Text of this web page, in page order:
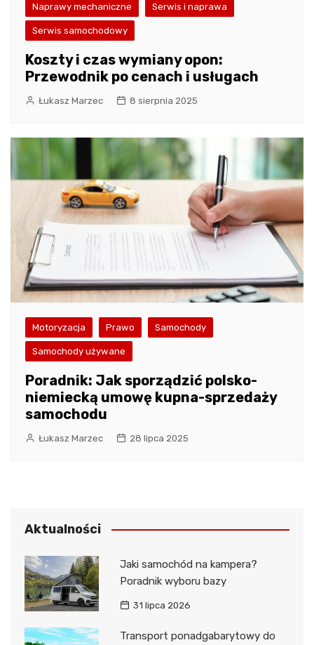
Naprawy mechaniczne Serwis i naprawa
Serwis samochodowy
Koszty i czas wymiany opon:
Przewodnik po cenach i usługach
Łukasz Marzec 8 sierpnia 2025
Motoryzacja Prawo Samochody
Samochody używane
Poradnik: Jak sporządzić polsko-
niemiecką umowę kupna-sprzedaży
samochodu
Łukasz Marzec 28 lipca 2025
Aktualności
Jaki samochód na kampera?
Poradnik wyboru bazy
31 lipca 2026
Transport ponadgabarytowy do